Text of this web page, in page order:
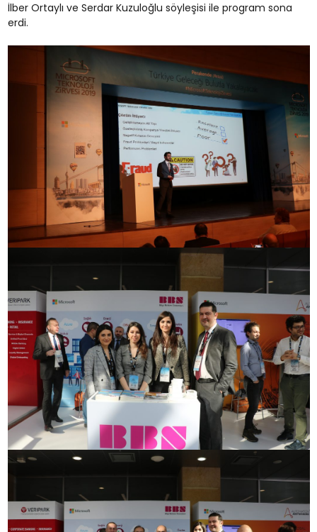
İlber Ortaylı ve Serdar Kuzuloğlu söyleşisi ile program sona
erdi.